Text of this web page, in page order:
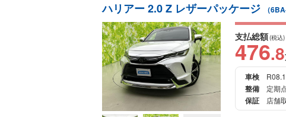
ハリアー 2.0 Z レザーパッケージ （
支払総額(税込)
476.8
車検
整備 定期
保証 店舗